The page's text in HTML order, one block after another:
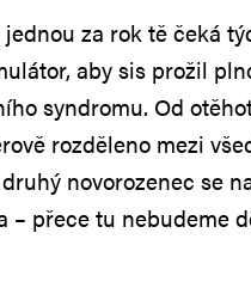
za rok tě čeká
aby sis prožil
syndromu. Od
rozděleno mezi
novorozenec se
– přece tu nebudeme